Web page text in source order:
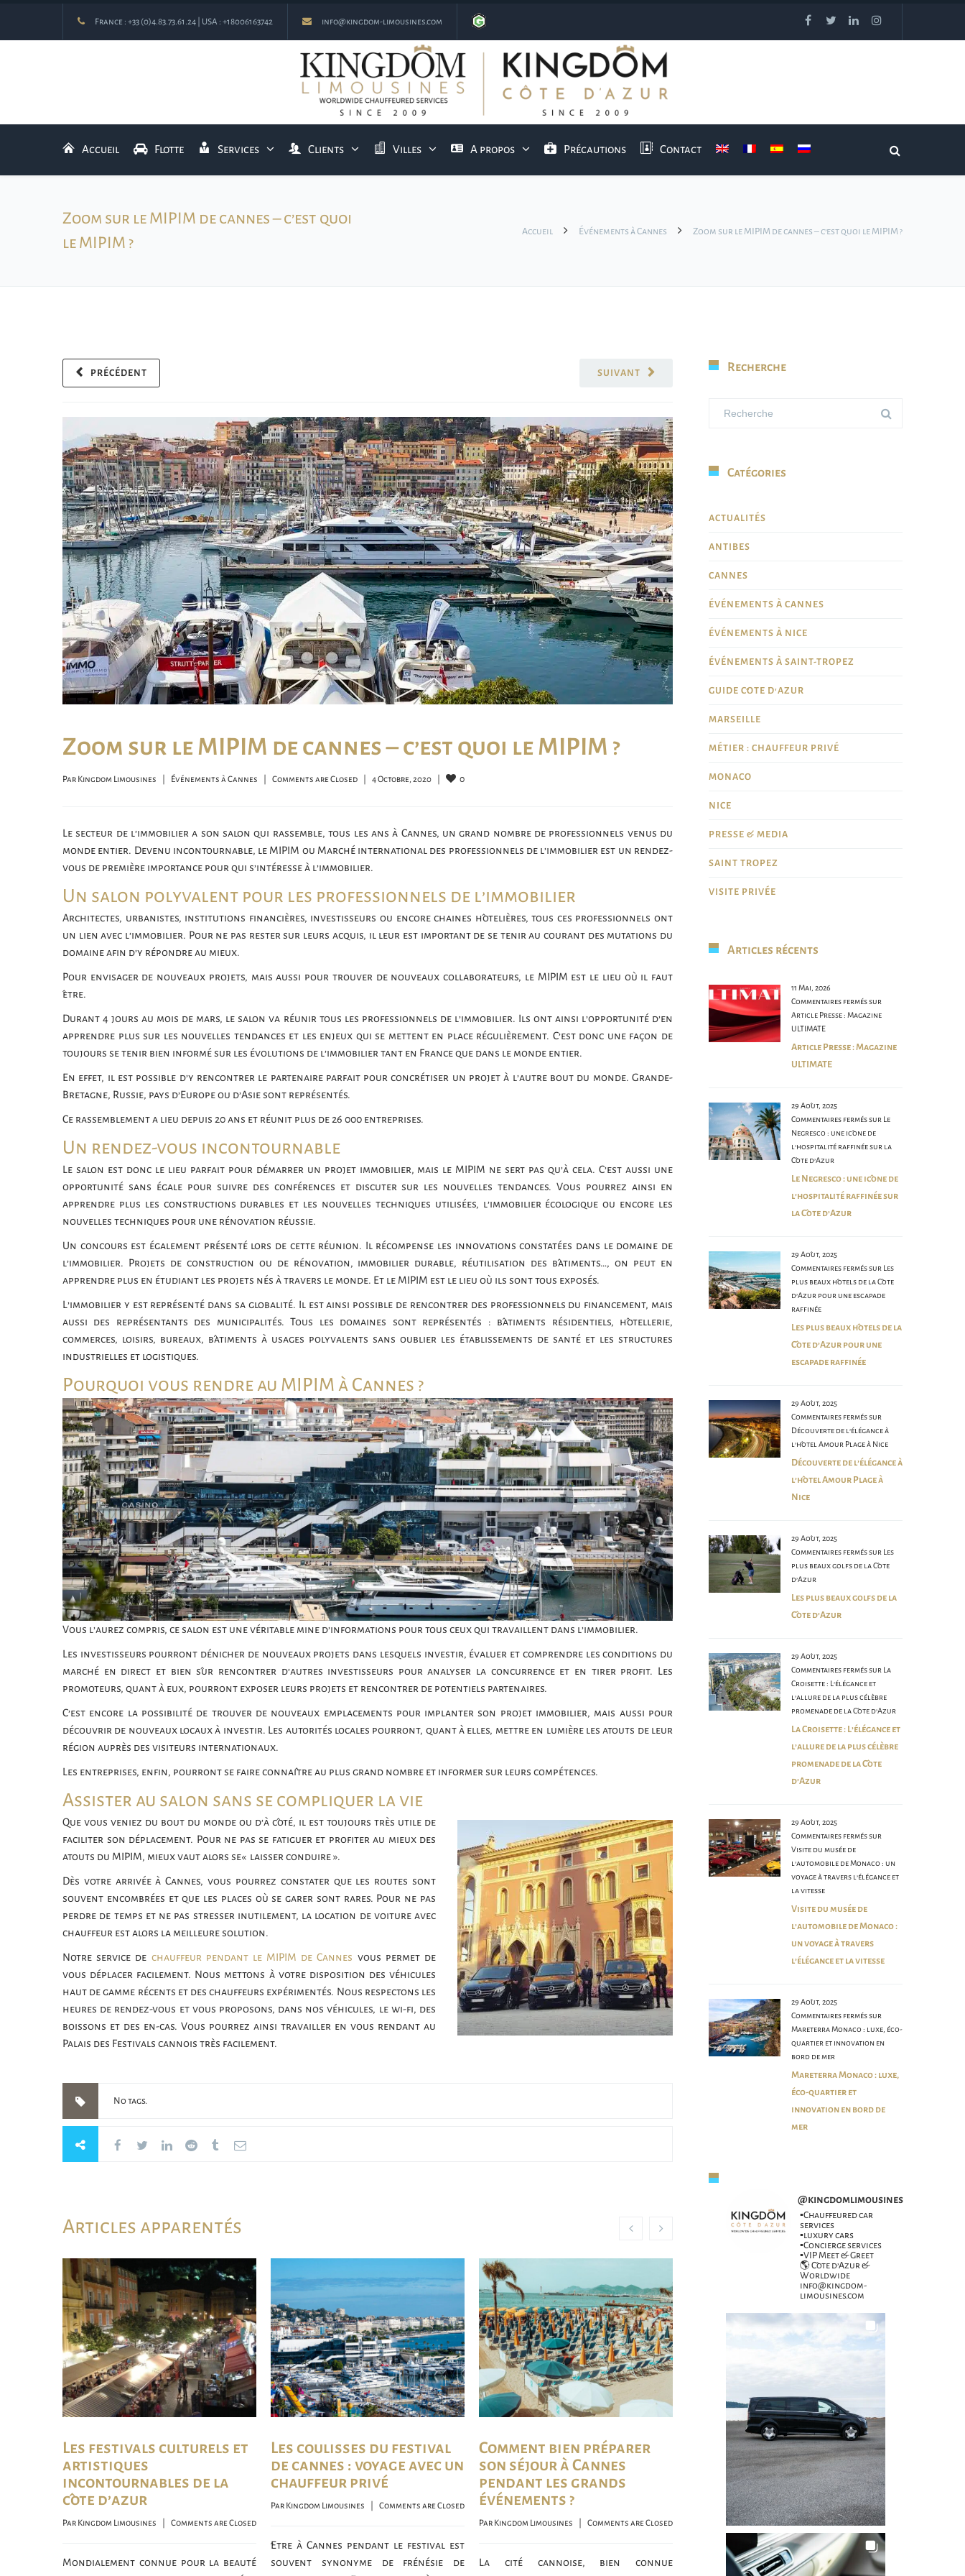
France : +33 (0)4.83.73.61.24 | USA : +18006163742 info@kingdom-limousines.com
Accueil Flotte Services Clients Villes A propos Précautions Contact
Zoom sur le MIPIM de cannes – c’est quoi
le MIPIM ?
Accueil Événements à Cannes Zoom sur le MIPIM de cannes – c’est quoi le MIPIM ?
SUIVANT
PRÉCÉDENT
Zoom sur le MIPIM de cannes – c’est quoi le MIPIM ?
Par Kingdom Limousines Événements à Cannes Comments are Closed 4 Octobre, 2020 0
Le secteur de l’immobilier a son salon qui rassemble, tous les ans à Cannes, un grand nombre de professionnels venus du
monde entier. Devenu incontournable, le MIPIM ou Marché international des professionnels de l’immobilier est un rendez-
vous de première importance pour qui s’intéresse à l’immobilier.
Un salon polyvalent pour les professionnels de l’immobilier
Architectes, urbanistes, institutions financières, investisseurs ou encore chaines hôtelières, tous ces professionnels ont
un lien avec l’immobilier. Pour ne pas rester sur leurs acquis, il leur est important de se tenir au courant des mutations du
domaine afin d’y répondre au mieux.
Pour envisager de nouveaux projets, mais aussi pour trouver de nouveaux collaborateurs, le MIPIM est le lieu où il faut
être.
Durant 4 jours au mois de mars, le salon va réunir tous les professionnels de l’immobilier. Ils ont ainsi l’opportunité d’en
apprendre plus sur les nouvelles tendances et les enjeux qui se mettent en place régulièrement. C’est donc une façon de
toujours se tenir bien informé sur les évolutions de l’immobilier tant en France que dans le monde entier.
En effet, il est possible d’y rencontrer le partenaire parfait pour concrétiser un projet à l’autre bout du monde. Grande-
Bretagne, Russie, pays d’Europe ou d’Asie sont représentés.
Ce rassemblement a lieu depuis 20 ans et réunit plus de 26 000 entreprises.
Un rendez-vous incontournable
Le salon est donc le lieu parfait pour démarrer un projet immobilier, mais le MIPIM ne sert pas qu’à cela. C’est aussi une
opportunité sans égale pour suivre des conférences et discuter sur les nouvelles tendances. Vous pourrez ainsi en
apprendre plus les constructions durables et les nouvelles techniques utilisées, l’immobilier écologique ou encore les
nouvelles techniques pour une rénovation réussie.
Un concours est également présenté lors de cette réunion. Il récompense les innovations constatées dans le domaine de
l’immobilier. Projets de construction ou de rénovation, immobilier durable, réutilisation des bâtiments…, on peut en
apprendre plus en étudiant les projets nés à travers le monde. Et le MIPIM est le lieu où ils sont tous exposés.
L’immobilier y est représenté dans sa globalité. Il est ainsi possible de rencontrer des professionnels du financement, mais
aussi des représentants des municipalités. Tous les domaines sont représentés : bâtiments résidentiels, hôtellerie,
commerces, loisirs, bureaux, bâtiments à usages polyvalents sans oublier les établissements de santé et les structures
industrielles et logistiques.
Pourquoi vous rendre au MIPIM à Cannes ?
Vous l’aurez compris, ce salon est une véritable mine d’informations pour tous ceux qui travaillent dans l’immobilier.
Les investisseurs pourront dénicher de nouveaux projets dans lesquels investir, évaluer et comprendre les conditions du
marché en direct et bien sûr rencontrer d’autres investisseurs pour analyser la concurrence et en tirer profit. Les
promoteurs, quant à eux, pourront exposer leurs projets et rencontrer de potentiels partenaires.
C’est encore la possibilité de trouver de nouveaux emplacements pour implanter son projet immobilier, mais aussi pour
découvrir de nouveaux locaux à investir. Les autorités locales pourront, quant à elles, mettre en lumière les atouts de leur
région auprès des visiteurs internationaux.
Les entreprises, enfin, pourront se faire connaître au plus grand nombre et informer sur leurs compétences.
Assister au salon sans se compliquer la vie
Que vous veniez du bout du monde ou d’à côté, il est toujours très utile de
faciliter son déplacement. Pour ne pas se fatiguer et profiter au mieux des
atouts du MIPIM, mieux vaut alors se « laisser conduire ».
Dès votre arrivée à Cannes, vous pourrez constater que les routes sont
souvent encombrées et que les places où se garer sont rares. Pour ne pas
perdre de temps et ne pas stresser inutilement, la location de voiture avec
chauffeur est alors la meilleure solution.
Notre service de chauffeur pendant le MIPIM de Cannes vous permet de
vous déplacer facilement. Nous mettons à votre disposition des véhicules
haut de gamme récents et des chauffeurs expérimentés. Nous respectons les
heures de rendez-vous et vous proposons, dans nos véhicules, le wi-fi, des
boissons et des en-cas. Vous pourrez ainsi travailler en vous rendant au
Palais des Festivals cannois très facilement.
No tags.
Articles apparentés
Les festivals culturels et
artistiques
incontournables de la
côte d’azur
Par Kingdom Limousines Comments are Closed
Mondialement connue pour la beauté
Les coulisses du festival
de cannes : voyage avec un
chauffeur privé
Par Kingdom Limousines Comments are Closed
Être à Cannes pendant le festival est
souvent synonyme de frénésie de
Comment bien préparer
son séjour à Cannes
pendant les grands
événements ?
Par Kingdom Limousines Comments are Closed
La cité cannoise, bien connue
Recherche
Catégories
ACTUALITÉS
ANTIBES
CANNES
ÉVÉNEMENTS À CANNES
ÉVÉNEMENTS À NICE
ÉVÉNEMENTS À SAINT-TROPEZ
GUIDE CÔTE D'AZUR
MARSEILLE
MÉTIER : CHAUFFEUR PRIVÉ
MONACO
NICE
PRESSE & MEDIA
SAINT TROPEZ
VISITE PRIVÉE
Articles récents
11 Mai, 2026
Commentaires ferméssur
Article Presse : Magazine
ULTIMATE
Article Presse : Magazine
ULTIMATE
29 Août, 2025
Commentaires ferméssur Le
Negresco : une icône de
l’hospitalité raffinée sur la
Côte d’Azur
Le Negresco : une icône de
l’hospitalité raffinée sur
la Côte d’Azur
29 Août, 2025
Commentaires ferméssur Les
plus beaux hôtels de la Côte
d’Azur pour une escapade
raffinée
Les plus beaux hôtels de la
Côte d’Azur pour une
escapade raffinée
29 Août, 2025
Commentaires ferméssur
Découverte de l’élégance à
l’hôtel Amour Plage à Nice
Découverte de l’élégance à
l’hôtel Amour Plage à
Nice
29 Août, 2025
Commentaires ferméssur Les
plus beaux golfs de la Côte
d’Azur
Les plus beaux golfs de la
Côte d’Azur
29 Août, 2025
Commentaires ferméssur La
Croisette : L’élégance et
l’allure de la plus célèbre
promenade de la Côte d’Azur
La Croisette : L’élégance et
l’allure de la plus célèbre
promenade de la Côte
d’Azur
29 Août, 2025
Commentaires ferméssur
Visite du musée de
l’automobile de Monaco : un
voyage à travers l’élégance et
la vitesse
Visite du musée de
l’automobile de Monaco :
un voyage à travers
l’élégance et la vitesse
29 Août, 2025
Commentaires ferméssur
Mareterra Monaco : luxe, éco-
quartier et innovation en
bord de mer
Mareterra Monaco : luxe,
éco-quartier et
innovation en bord de
mer
@kingdomlimousines
▪️Chauffeured car
services
▪️luxury cars
▪️Concierge services
▪️VIP Meet & Greet
🌎 Côte d’Azur &
Worldwide
info@kingdom-
limousines.com